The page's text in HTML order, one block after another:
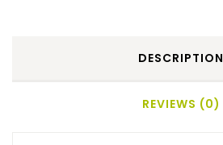
DESCRIPTION
REVIEWS (0)